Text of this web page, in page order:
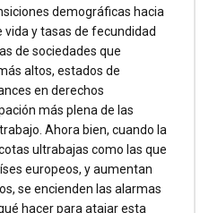
demográficas hacia
y tasas de fecundidad
de sociedades que
altos, estados de
en derechos
más plena de las
Ahora bien, cuando la
ultrabajas como las que
europeos, y aumentan
se encienden las alarmas
hacer para atajar esta